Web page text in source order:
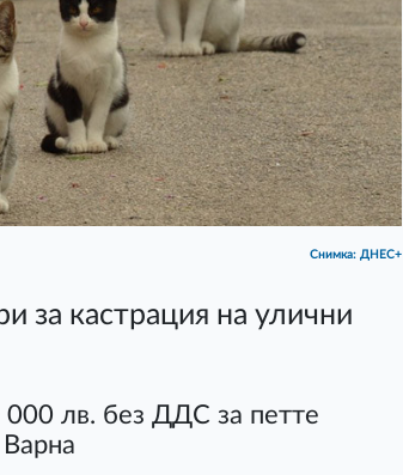
Снимка: ДНЕС+
за кастрация на улични
000 лв. без ДДС за петте